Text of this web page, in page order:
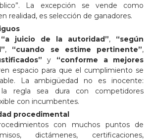
La excepción se vende como
realidad, es selección de ganadores.
“a juicio de la autoridad”, “según
, “cuando se estime pertinente”,
y “conforme a mejores
espacio para que el cumplimiento se
La ambigüedad no es inocente:
regla sea dura con competidores
con incumbentes.
procedimental
con muchos puntos de
dictámenes, certificaciones,